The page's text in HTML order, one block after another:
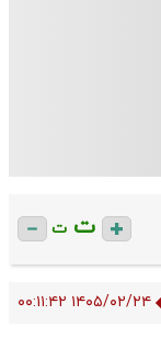
ت ت
۱۴۰۵/۰۲/۲۴ ۰۰:۱۱:۴۲